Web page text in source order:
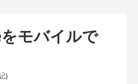
モバイルで
)